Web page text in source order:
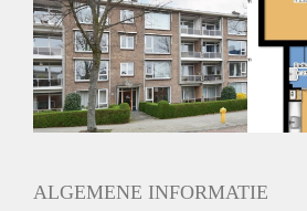
Huurtoeslag grens: Nee
Geschikt voor studenten: Afhankelijk
ALGEMENE INFORMATIE